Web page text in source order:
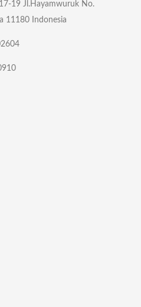
19 Jl.Hayamwuruk No.
11180 Indonesia